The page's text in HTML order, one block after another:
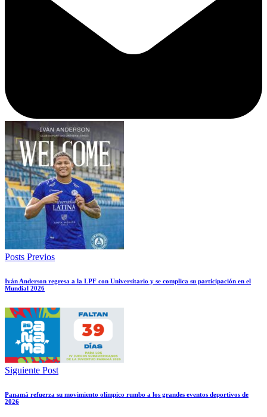
Posts Previos
Iván Anderson regresa a la LPF con Universitario y se complica su participación en el
Mundial 2026
Siguiente Post
Panamá refuerza su movimiento olímpico rumbo a los grandes eventos deportivos de
2026